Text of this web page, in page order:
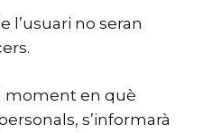
l’usuari no seran
moment en què
s’informarà